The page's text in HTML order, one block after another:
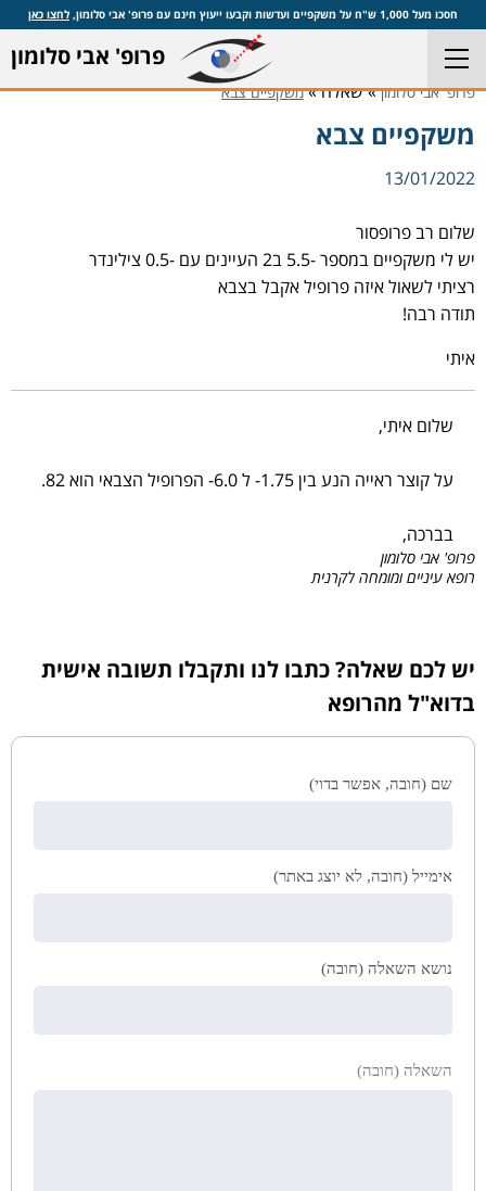
חסכו מעל 1,000 ש"ח על משקפיים ועדשות וקבעו ייעוץ חינם עם פרופ' אבי סלומון, לחצו כאן
פרופ' אבי סלומון
פרופ' אבי סלומון» שאלה »משקפיים צבא
משקפיים צבא
13/01/2022
שלום רב פרופסור
יש לי משקפיים במספר -5.5 ב2 העיינים עם -0.5 צילינדר
רציתי לשאול איזה פרופיל אקבל בצבא
תודה רבה!
איתי
שלום איתי,
על קוצר ראייה הנע בין 1.75- ל 6.0- הפרופיל הצבאי הוא 82.
בברכה,
פרופ' אבי סלומון
רופא עיניים ומומחה לקרנית
יש לכם שאלה? כתבו לנו ותקבלו תשובה אישית
בדוא"ל מהרופא
שם (חובה, אפשר בדוי)
אימייל (חובה, לא יוצג באתר)
נושא השאלה (חובה)
השאלה (חובה)